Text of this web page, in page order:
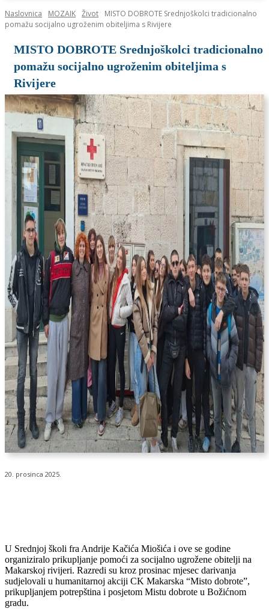
Naslovnica MOZAIK Život
MISTO DOBROTE Srednjoškolci tradicionalno
pomažu socijalno ugroženim obiteljima s Rivijere
MISTO DOBROTE Srednjoškolci tradicionalno
pomažu socijalno ugroženim obiteljima s
Rivijere
20. prosinca 2025.
U Srednjoj školi fra Andrije Kačića Miošića i ove se godine
organiziralo prikupljanje pomoći za socijalno ugrožene obitelji na
Makarskoj rivijeri. Razredi su kroz prosinac mjesec darivanja
sudjelovali u humanitarnoj akciji CK Makarska “Misto dobrote”,
prikupljanjem potrepština i posjetom Mistu dobrote u Božićnom
gradu.